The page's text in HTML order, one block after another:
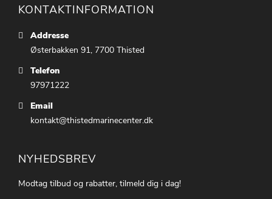
KONTAKTINFORMATION
Addresse
Østerbakken 91, 7700 Thisted
Telefon
97971222
Email
kontakt@thistedmarinecenter.dk
NYHEDSBREV
Modtag tilbud og rabatter, tilmeld dig i dag!